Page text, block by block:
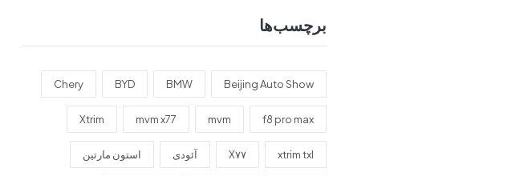
برچسب‌ها
Beijing Auto Show
BMW
BYD
Chery
f8 pro max
mvm
mvm x77
Xtrim
xtrim txl X۷۷ آئودی استون مارتین